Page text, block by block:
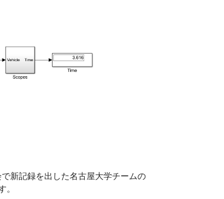
新記録を出した名古屋大学チームの
。